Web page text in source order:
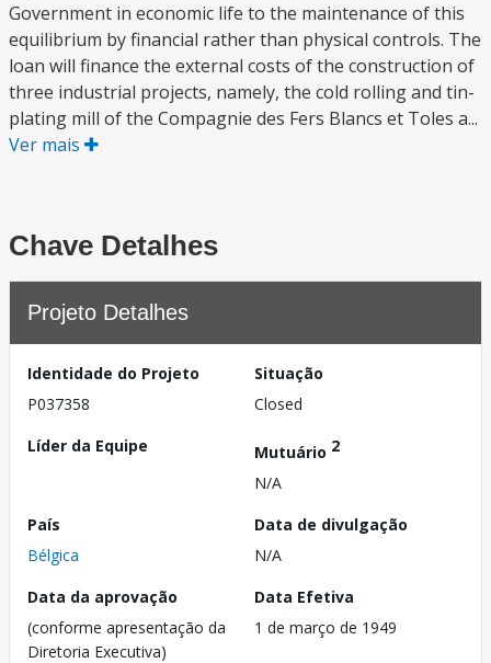
Government in economic life to the maintenance of this
equilibrium by financial rather than physical controls. The
loan will finance the external costs of the construction of
three industrial projects, namely, the cold rolling and tin-
plating mill of the Compagnie des Fers Blancs et Toles a...
Ver mais
Chave Detalhes
Projeto Detalhes
Identidade do Projeto
P037358
Situação
Closed
Líder da Equipe
Mutuário 2
N/A
País
Bélgica
Data de divulgação
N/A
Data da aprovação
(conforme apresentação da
Diretoria Executiva)
Data Efetiva
1 de março de 1949